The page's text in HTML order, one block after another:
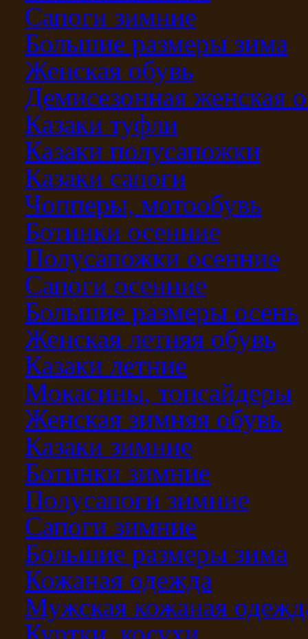
Сапоги зимние
Большие размеры зима
Женская обувь
Демисезонная женская
Казаки туфли
Казаки полусапожки
Казаки сапоги
Чопперы, мотообувь
Ботинки осенние
Полусапожки осенние
Сапоги осенние
Большие размеры осень
Женская летняя обувь
Казаки летние
Мокасины, топсайдеры
Женская зимняя обувь
Казаки зимние
Ботинки зимние
Полусапоги зимние
Сапоги зимние
Большие размеры зима
Кожаная одежда
Мужская кожаная